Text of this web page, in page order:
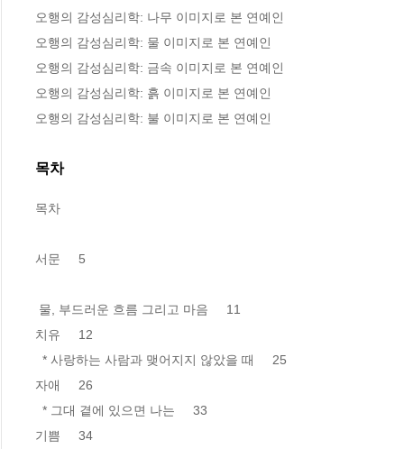
오행의 감성심리학: 나무 이미지로 본 연예인
오행의 감성심리학: 물 이미지로 본 연예인
오행의 감성심리학: 금속 이미지로 본 연예인
오행의 감성심리학: 흙 이미지로 본 연예인
오행의 감성심리학: 불 이미지로 본 연예인
목차
목차
서문     5
치유     12
자애     26
기쁨     34